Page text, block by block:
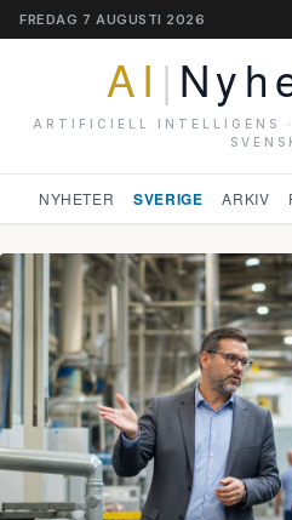
FREDAG 7 AUGUSTI 2026
AI |
ARTIFICIELL INTELLIGENS
NYHETER SVERIGE ARKIV